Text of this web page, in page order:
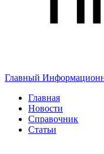
Главный
Главная
Новости
Справочник
Статьи